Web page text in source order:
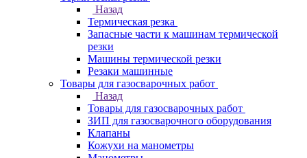
Назад
Термическая резка
Запасные части к машинам термической
резки
Машины термической резки
Резаки машинные
Товары для газосварочных работ
Назад
Товары для газосварочных работ
ЗИП для газосварочного оборудования
Клапаны
Кожухи на манометры